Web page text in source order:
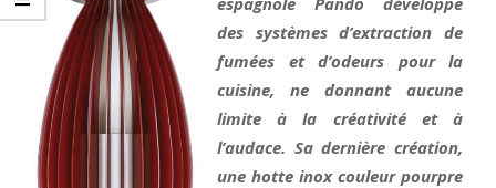
des systèmes d’extraction de
fumées et d’odeurs pour la
cuisine, ne donnant aucune
limite à la créativité et à
l’audace. Sa dernière création,
une hotte inox couleur pourpre